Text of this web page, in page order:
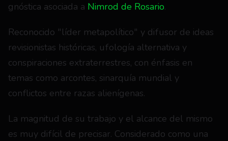
gnóstica asociada a Nimrod de Rosario.
Reconocido "líder metapolítico" y difusor de ideas
revisionistas históricas, ufología alternativa y
conspiraciones extraterrestres, con énfasis en
temas como arcontes, sinarquía mundial y
conflictos entre razas alienígenas.
La magnitud de su trabajo y el alcance del mismo
es muy difícil de precisar. Considerado como una